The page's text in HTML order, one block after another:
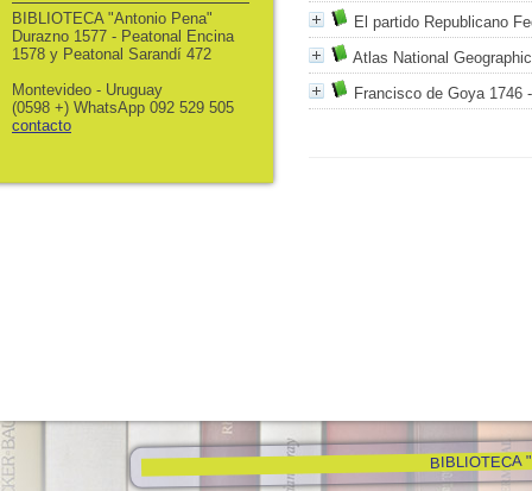
El partido Republicano
Atlas National
Francisco de Goya 1746
BIBLIOTECA
BIBLIOTECA "Antonio Pena"
Durazno 1577 - Peatonal Encina
1578 y Peatonal Sarandí 472
Montevideo - Uruguay
(0598 +) WhatsApp 092 529 505
contacto